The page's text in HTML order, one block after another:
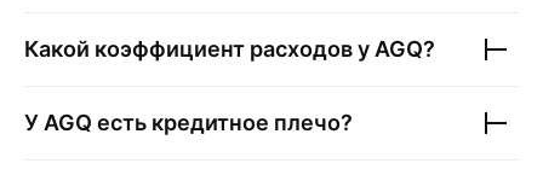
Какой коэффициент расходов у AGQ?
У AGQ есть кредитное плечо?